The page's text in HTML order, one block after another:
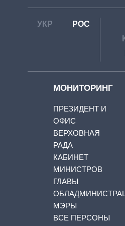
УКР РОС
МОНИТОРИНГ
ПРЕЗИДЕНТ И
ОФИС
ВЕРХОВНАЯ
РАДА
КАБИНЕТ
МИНИСТРОВ
ГЛАВЫ
МЭРЫ
ВСЕ ПЕРСОНЫ